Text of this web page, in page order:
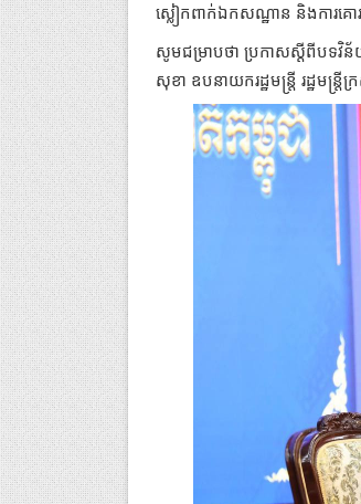
ស្លៀកពាក់ឯកសណ្ឋាន និងការគ
សូមជម្រាបថា ប្រកាសស្ដីពីបទវិ
សុខា ឧបនាយករដ្ឋមន្ដ្រី រដ្ឋមន្